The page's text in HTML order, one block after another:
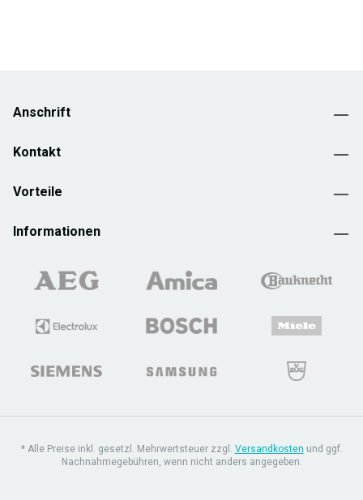
Anschrift
Kontakt
Vorteile
Informationen
* Alle Preise inkl. gesetzl. Mehrwertsteuer zzgl. Versandkosten und ggf.
Nachnahmegebühren, wenn nicht anders angegeben.